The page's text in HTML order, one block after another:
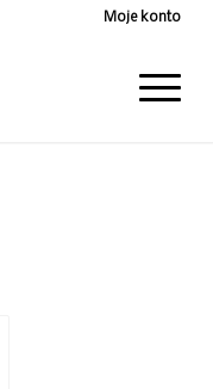
Moje konto